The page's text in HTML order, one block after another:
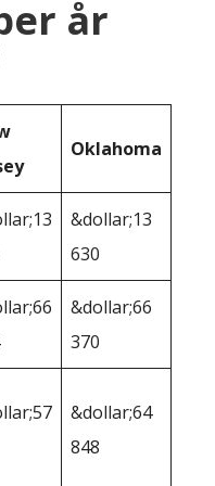
år
Oklahoma
&dollar;13
630
&dollar;66
370
&dollar;64
848